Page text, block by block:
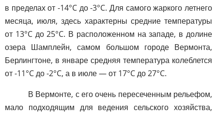
в пределах от -14°C до -3°C. Для самого жаркого летнего
месяца, июля, здесь характерны средние температуры
от 13°C до 25°C. В расположенном на западе, в долине
озера Шамплейн, самом большом городе Вермонта,
Берлингтоне, в январе средняя температура колеблется
от -11°C до -2°C, а в июле — от 17°C до 27°C.
В Вермонте, с его очень пересеченным рельефом,
мало подходящим для ведения сельского хозяйства,